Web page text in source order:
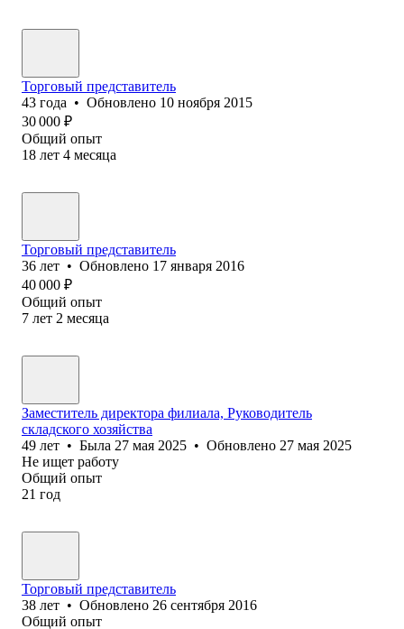
Торговый представитель
43 года • Обновлено 10 ноября 2015
30 000 ₽
Общий опыт
18 лет 4 месяца
Торговый представитель
36 лет • Обновлено 17 января 2016
40 000 ₽
Общий опыт
7 лет 2 месяца
Заместитель директора филиала, Руководитель
складского хозяйства
49 лет • Была 27 мая 2025 • Обновлено 27 мая 2025
Не ищет работу
Общий опыт
21 год
Торговый представитель
38 лет • Обновлено 26 сентября 2016
Общий опыт